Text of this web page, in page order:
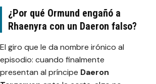
¿Por qué Ormund engañó a
Rhaenyra con un Daeron falso?
El giro que le da nombre irónico al
episodio: cuando finalmente
presentan al príncipe Daeron